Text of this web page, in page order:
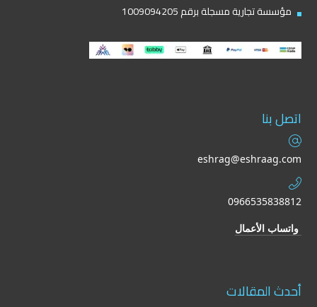
مؤسسة تجارية مسجلة برقم 1009094205
اتصل بنا
eshrag@eshraag.com
0966535838812
واتساب الأعمال
أحدث المقالات